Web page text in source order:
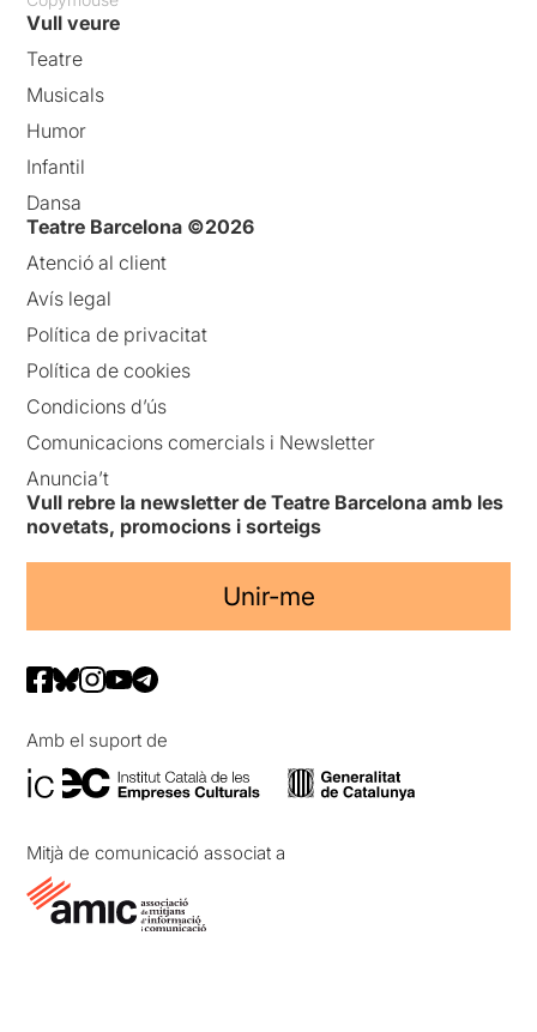
Vull veure
Teatre
Musicals
Humor
Infantil
Dansa
Teatre Barcelona ©2026
Atenció al client
Avís legal
Política de privacitat
Política de cookies
Condicions d’ús
Comunicacions comercials i Newsletter
Anuncia’t
Vull rebre la newsletter de Teatre Barcelona amb les
novetats, promocions i sorteigs
Unir-me
Amb el suport de
Mitjà de comunicació associat a